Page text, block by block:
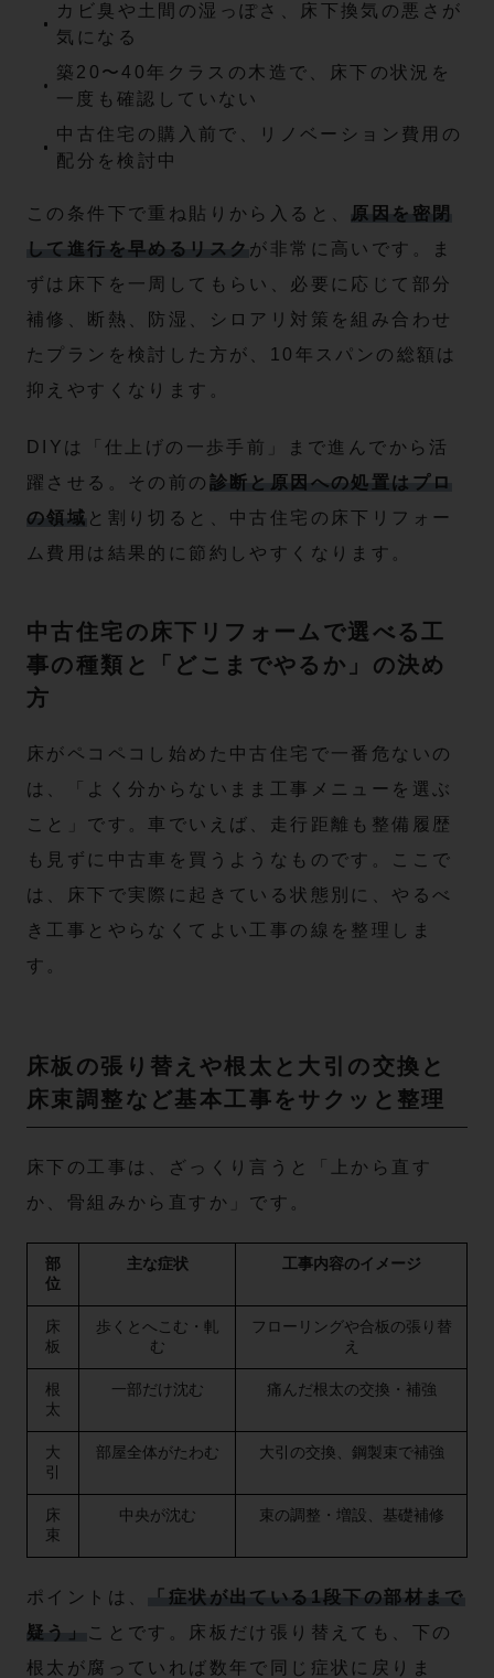
カビ臭や土間の湿っぽさ、床下換気の悪さが
気になる
築20〜40年クラスの木造で、床下の状況を
一度も確認していない
中古住宅の購入前で、リノベーション費用の
配分を検討中
この条件下で重ね貼りから入ると、 原因を密閉
して進行を早めるリスク が非常に高いです。ま
ずは床下を一周してもらい、必要に応じて部分
補修、断熱、防湿、シロアリ対策を組み合わせ
たプランを検討した方が、10年スパンの総額は
抑えやすくなります。
DIYは「仕上げの一歩手前」まで進んでから活
躍させる。その前の 診断と原因への処置はプロ
の領域 と割り切ると、中古住宅の床下リフォー
ム費用は結果的に節約しやすくなります。
中古住宅の床下リフォームで選べる工
事の種類と「どこまでやるか」の決め
方
床がペコペコし始めた中古住宅で一番危ないの
は、「よく分からないまま工事メニューを選ぶ
こと」です。車でいえば、走行距離も整備履歴
も見ずに中古車を買うようなものです。ここで
は、床下で実際に起きている状態別に、やるべ
き工事とやらなくてよい工事の線を整理しま
す。
床板の張り替えや根太と大引の交換と
床束調整など基本工事をサクッと整理
床下の工事は、ざっくり言うと「上から直す
か、骨組みから直すか」です。
部
位
主な症状 工事内容のイメージ
床
板
歩くとへこむ・軋
む
フローリングや合板の張り替
え
根
太
一部だけ沈む 痛んだ根太の交換・補強
大
引
部屋全体がたわむ 大引の交換、鋼製束で補強
床
束
中央が沈む 束の調整・増設、基礎補修
ポイントは、
「症状が出ている1段下の部材まで
疑う」
ことです。床板だけ張り替えても、下の
根太が腐っていれば数年で同じ症状に戻りま